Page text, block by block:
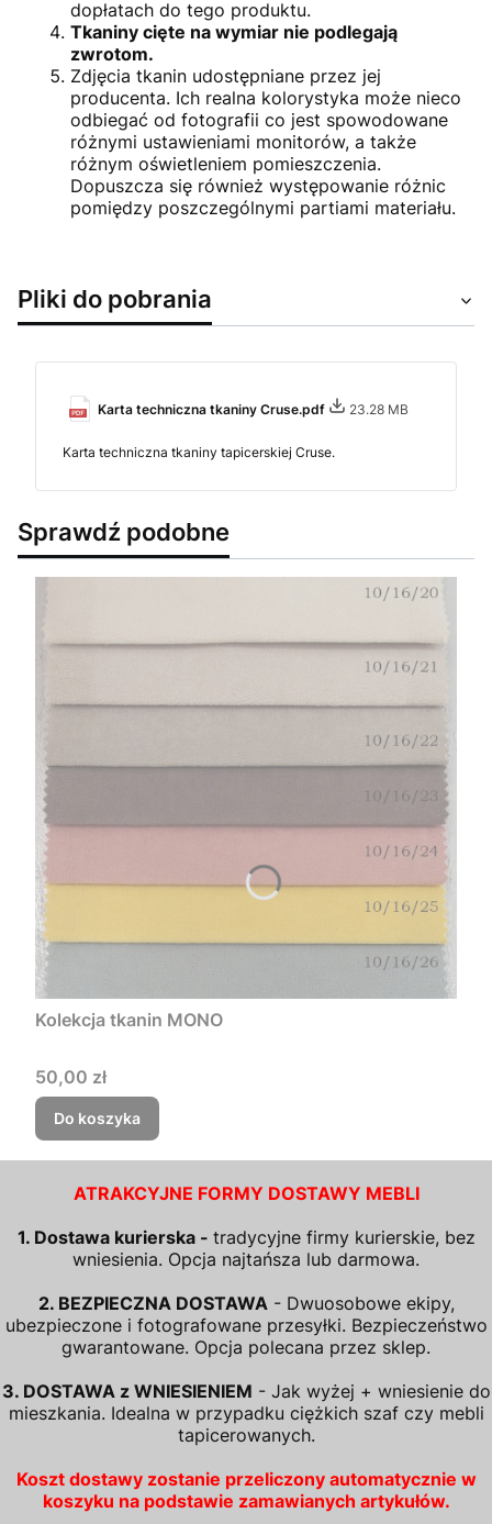
dopłatach do tego produktu.
Tkaniny cięte na wymiar nie podlegają
zwrotom.
Zdjęcia tkanin udostępniane przez jej
producenta. Ich realna kolorystyka może nieco
odbiegać od fotografii co jest spowodowane
różnymi ustawieniami monitorów, a także
różnym oświetleniem pomieszczenia.
Dopuszcza się również występowanie różnic
pomiędzy poszczególnymi partiami materiału.
Pliki do pobrania
Karta techniczna tkaniny Cruse.pdf 23.28 MB
Karta techniczna tkaniny tapicerskiej Cruse.
Sprawdź podobne
Kolekcja tkanin MONO
Cena
50,00 zł
Do koszyka
ATRAKCYJNE FORMY DOSTAWY MEBLI
1. Dostawa kurierska - tradycyjne firmy kurierskie, bez
wniesienia. Opcja najtańsza lub darmowa.
2. BEZPIECZNA DOSTAWA- Dwuosobowe ekipy,
ubezpieczone i fotografowane przesyłki. Bezpieczeństwo
gwarantowane. Opcja polecana przez sklep.
3. DOSTAWA z WNIESIENIEM - Jak wyżej + wniesienie do
mieszkania. Idealna w przypadku ciężkich szaf czy mebli
tapicerowanych.
Koszt dostawy zostanie przeliczony automatycznie w
koszyku na podstawie zamawianych artykułów.